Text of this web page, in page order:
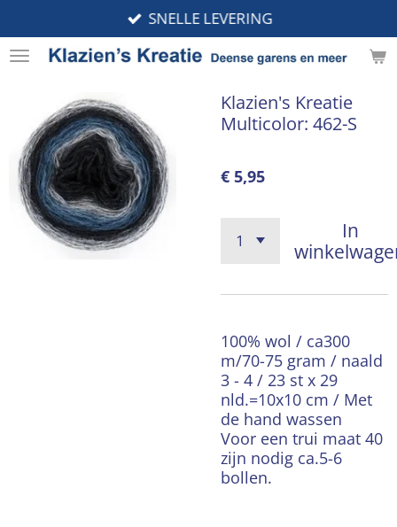
direct
naar
hoofdinhoud
SNELLE LEVERING
Klazien's Kreatie
Multicolor: 462-S
€ 5,95
In
100% wol / ca300
m/70-75 gram / naald
3 - 4 / 23 st x 29
nld.=10x10 cm / Met
de hand wassen
Voor een trui maat 40
zijn nodig ca.5-6
bollen.